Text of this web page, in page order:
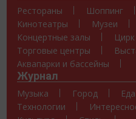
Рестораны Шоппинг
Кинотеатры
Музеи
Концертные залы
Цирк
Торговые центры
Аквапарки и бассейны
Журнал
Музыка Город Еда
Технологии